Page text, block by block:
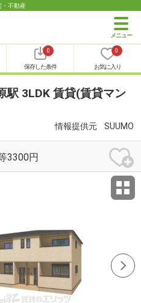
・不動産
0
保存した条件
0
お気に入り
駅 3LDK 賃貸(賃貸マン
情報提供元 SUUMO
3300円